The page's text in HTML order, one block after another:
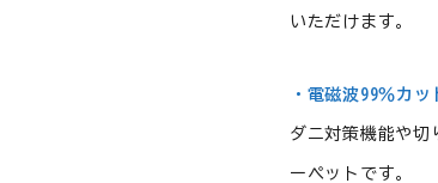
いただけます。
・電磁波99％カッ
ダニ対策機能や切
ーペットです。